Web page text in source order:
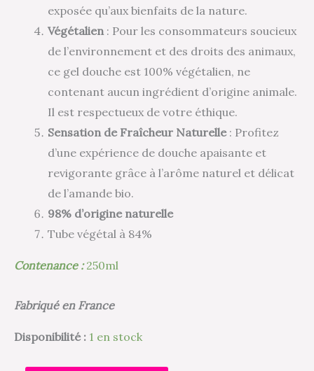
exposée qu’aux bienfaits de la nature.
Végétalien : Pour les consommateurs soucieux
de l’environnement et des droits des animaux,
ce gel douche est 100% végétalien, ne
contenant aucun ingrédient d’origine animale.
Il est respectueux de votre éthique.
Sensation de Fraîcheur Naturelle: Profitez
d’une expérience de douche apaisante et
revigorante grâce à l’arôme naturel et délicat
de l’amande bio.
98% d’origine naturelle
Tube végétal à 84%
Contenance :250ml
Fabriqué en France
Disponibilité : 1 en stock